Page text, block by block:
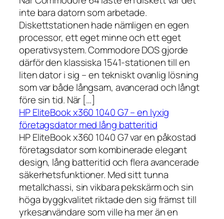
inte bara datorn som arbetade.
Diskettstationen hade nämligen en egen
processor, ett eget minne och ett eget
operativsystem. Commodore DOS gjorde
därför den klassiska 1541-stationen till en
liten dator i sig – en tekniskt ovanlig lösning
som var både långsam, avancerad och långt
före sin tid. När […]
HP EliteBook x360 1040 G7 – en lyxig
företagsdator med lång batteritid
HP EliteBook x360 1040 G7 var en påkostad
företagsdator som kombinerade elegant
design, lång batteritid och flera avancerade
säkerhetsfunktioner. Med sitt tunna
metallchassi, sin vikbara pekskärm och sin
höga byggkvalitet riktade den sig främst till
yrkesanvändare som ville ha mer än en